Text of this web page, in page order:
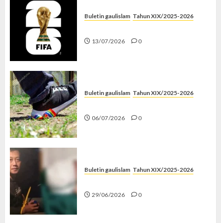
Buletin gaulislam Tahun XIX/2025-2026
13/07/2026 0
Buletin gaulislam Tahun XIX/2025-2026
06/07/2026 0
Buletin gaulislam Tahun XIX/2025-2026
29/06/2026 0